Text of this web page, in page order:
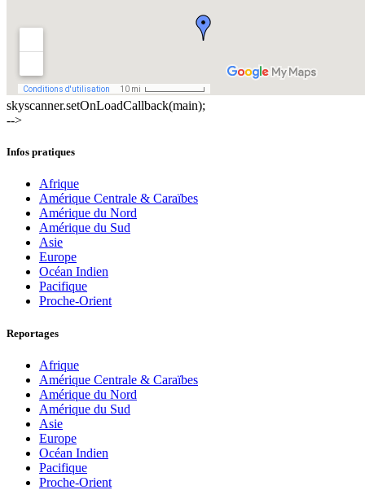
skyscanner.setOnLoadCallback(main);
-->
Infos pratiques
Afrique
Amérique Centrale & Caraïbes
Amérique du Nord
Amérique du Sud
Asie
Europe
Océan Indien
Pacifique
Proche-Orient
Reportages
Afrique
Amérique Centrale & Caraïbes
Amérique du Nord
Amérique du Sud
Asie
Europe
Océan Indien
Pacifique
Proche-Orient